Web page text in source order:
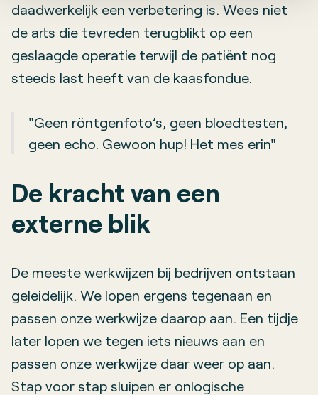
daadwerkelijk een verbetering is. Wees niet
de arts die tevreden terugblikt op een
geslaagde operatie terwijl de patiënt nog
steeds last heeft van de kaasfondue.
"Geen röntgenfoto’s, geen bloedtesten,
geen echo. Gewoon hup! Het mes erin"
De kracht van een
externe blik
De meeste werkwijzen bij bedrijven ontstaan
geleidelijk. We lopen ergens tegenaan en
passen onze werkwijze daarop aan. Een tijdje
later lopen we tegen iets nieuws aan en
passen onze werkwijze daar weer op aan.
Stap voor stap sluipen er onlogische